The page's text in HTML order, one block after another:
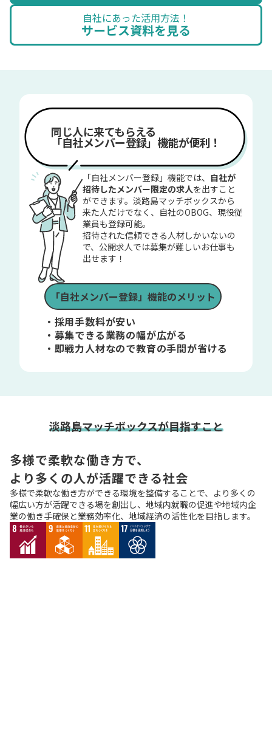
自社にあった活用方法！
サービス資料を見る
同じ人に来てもらえる
「自社メンバー登録」機能が便利！
「自社メンバー登録」機能では、 自社が
招待したメンバー限定の求人を出すこと
ができます。淡路島マッチボックスから
来た人だけでなく、自社のOBOG、現役従
業員も登録可能。
招待された信頼できる人材しかいないの
で、公開求人では募集が難しいお仕事も
出せます！
「自社メンバー登録」機能のメリット
・採用手数料が安い
・募集できる業務の幅が広がる
・即戦力人材なので教育の手間が省ける
淡路島マッチボックスが目指すこと
多様で柔軟な働き方で、
より多くの人が活躍できる社会
多様で柔軟な働き方ができる環境を整備することで、より多くの
幅広い方が活躍できる場を創出し、地域内就職の促進や地域内企
業の働き手確保と業務効率化、地域経済の活性化を目指します。